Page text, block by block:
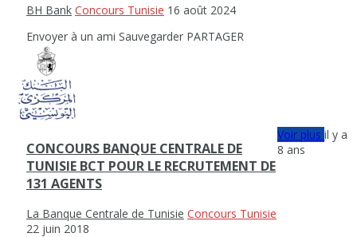
BH Bank Concours Tunisie 16 août 2024
Envoyer à un ami Sauvegarder PARTAGER
CONCOURS BANQUE CENTRALE DE
TUNISIE BCT POUR LE RECRUTEMENT DE
131 AGENTS
La Banque Centrale de Tunisie Concours Tunisie
22 juin 2018
Voir plusil y a
8 ans